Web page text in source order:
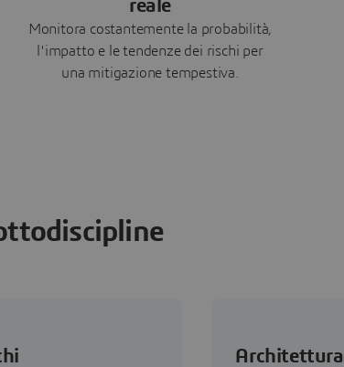
reale
Monitora costantemente la probabilità,
l'impatto e le tendenze dei rischi per
una mitigazione tempestiva.